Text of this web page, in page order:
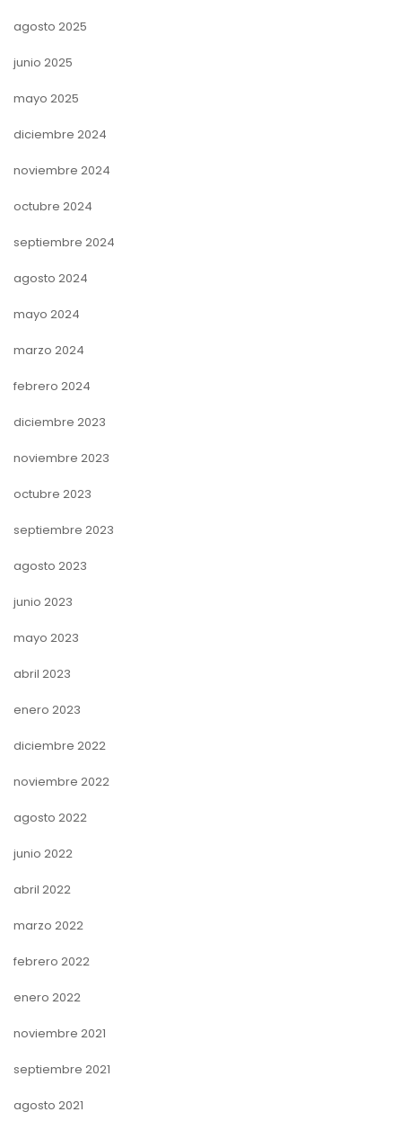
agosto 2025
junio 2025
mayo 2025
diciembre 2024
noviembre 2024
octubre 2024
septiembre 2024
agosto 2024
mayo 2024
marzo 2024
febrero 2024
diciembre 2023
noviembre 2023
octubre 2023
septiembre 2023
agosto 2023
junio 2023
mayo 2023
abril 2023
enero 2023
diciembre 2022
noviembre 2022
agosto 2022
junio 2022
abril 2022
marzo 2022
febrero 2022
enero 2022
noviembre 2021
septiembre 2021
agosto 2021